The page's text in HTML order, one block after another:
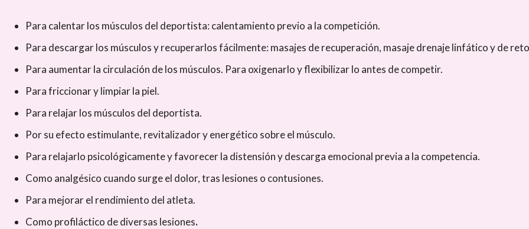
Para calentar los músculos del deportista: calentamiento previo a la competición.
Para descargar los músculos y recuperarlos fácilmente: masajes de recuperación, masaje drenaje linfático y de
Para aumentar la circulación de los músculos. Para oxigenarlo y flexibilizar lo antes de competir.
Para friccionar y limpiar la piel.
Para relajar los músculos del deportista.
Por su efecto estimulante, revitalizador y energético sobre el músculo.
Para relajarlo psicológicamente y favorecer la distensión y descarga emocional previa a la competencia.
Como analgésico cuando surge el dolor, tras lesiones o contusiones.
Para mejorar el rendimiento del atleta.
Como profiláctico de diversas lesiones.